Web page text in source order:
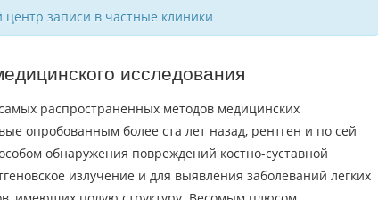
записи в частные клиники
исследования
распространенных методов медицинских
опробованным более ста лет назад, рентген и по сей
обнаружения повреждений костно-суставной
излучение и для выявления заболеваний легких